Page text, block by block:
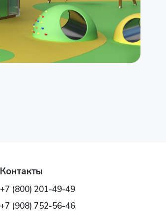
Контакты
+7 (800) 201-49-49
+7 (908) 752-56-46